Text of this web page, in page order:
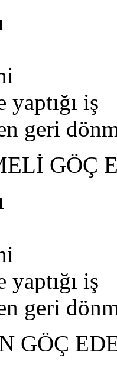
iş
geri
GÖÇ
iş
geri
GÖÇ